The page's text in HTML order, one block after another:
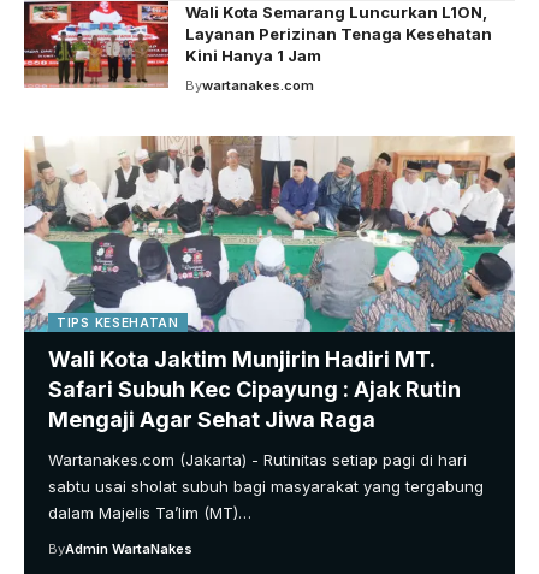
TIPS KESEHATAN
Wali Kota Jaktim Munjirin Hadiri MT.
Safari Subuh Kec Cipayung : Ajak Rutin
Mengaji Agar Sehat Jiwa Raga
Wartanakes.com (Jakarta) - Rutinitas setiap pagi di hari
sabtu usai sholat subuh bagi masyarakat yang tergabung
dalam Majelis Ta’lim (MT)…
ByAdmin WartaNakes
Wali Kota Semarang Luncurkan L1ON,
Layanan Perizinan Tenaga Kesehatan
Kini Hanya 1 Jam
Bywartanakes.com